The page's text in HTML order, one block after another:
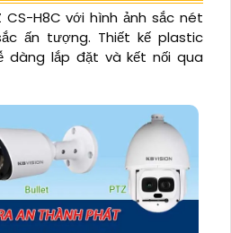
CS-H8C với hình ảnh sắc nét
ấn tượng. Thiết kế plastic
dàng lắp đặt và kết nối qua